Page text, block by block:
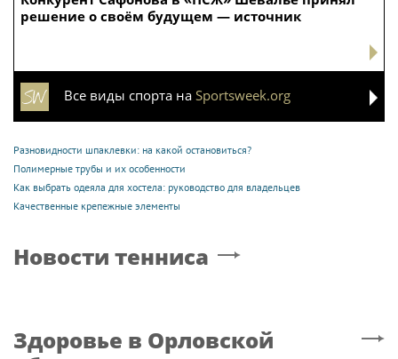
решение о своём будущем — источник
Все виды спорта на Sportsweek.org
Разновидности шпаклевки: на какой остановиться?
Полимерные трубы и их особенности
Как выбрать одеяла для хостела: руководство для владельцев
Качественные крепежные элементы
Новости тенниса
Здоровье в Орловской